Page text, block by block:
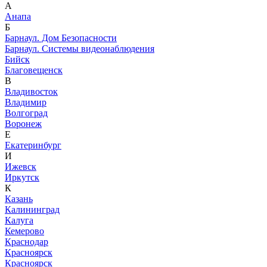
А
Анапа
Б
Барнаул. Дом Безопасности
Барнаул. Системы видеонаблюдения
Бийск
Благовещенск
В
Владивосток
Владимир
Волгоград
Воронеж
Е
Екатеринбург
И
Ижевск
Иркутск
К
Казань
Калининград
Калуга
Кемерово
Краснодар
Красноярск
Красноярск